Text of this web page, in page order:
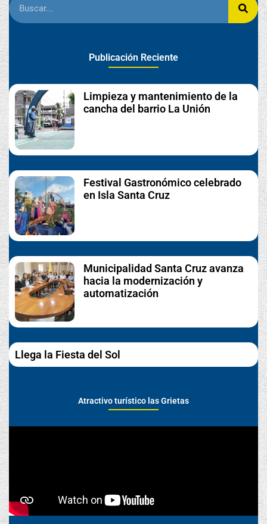
Publicación Reciente
Limpieza y mantenimiento de la
cancha del barrio La Unión
Festival Gastronómico celebrado
en Isla Santa Cruz
Municipalidad Santa Cruz avanza
hacia la modernización y
automatización
Llega la Fiesta del Sol
Atractivo turístico las Grietas